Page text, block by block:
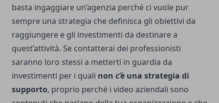
basta ingaggiare un’agenzia perché ci vuole pur
sempre una strategia che definisca gli obiettivi da
raggiungere e gli investimenti da destinare a
quest’attività. Se contatterai dei professionisti
saranno loro stessi a metterti in guardia da
investimenti per i quali non c’è una strategia di
supporto, proprio perché i video aziendali sono